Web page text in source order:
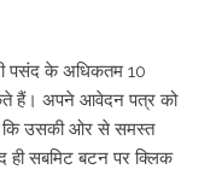
पसंद के अधिकतम 10
हैं। अपने आवेदन पत्र को
लें कि उसकी ओर से समस्त
सबमिट बटन पर क्लिक